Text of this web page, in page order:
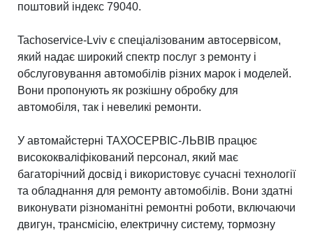
поштовий індекс 79040.
Tachoservice-Lviv є спеціалізованим автосервісом,
який надає широкий спектр послуг з ремонту і
обслуговування автомобілів різних марок і моделей.
Вони пропонують як розкішну обробку для
автомобіля, так і невеликі ремонти.
У автомайстерні ТАХОСЕРВІС-ЛЬВІВ працює
висококваліфікований персонал, який має
багаторічний досвід і використовує сучасні технології
та обладнання для ремонту автомобілів. Вони здатні
виконувати різноманітні ремонтні роботи, включаючи
двигун, трансмісію, електричну систему, тормозну